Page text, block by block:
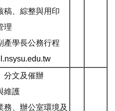
稿、綜整與用印
理
產學長公務行程
分文及催辦
維護
務、辦公室環境及